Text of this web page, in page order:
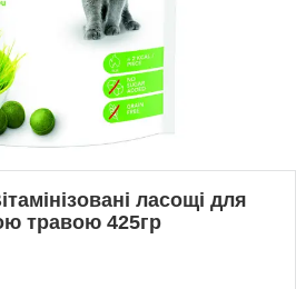
ласощі для
травою 425гр